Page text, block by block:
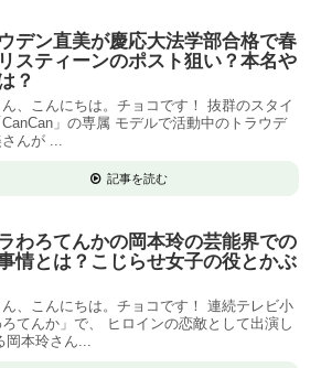
ウデン直美が慶応大法学部合格で春
スティーンのポスト狙い？本名や
？
、こんにちは。チョコです！ 抜群のスタイ
」の専属 モデルで活動中のトラウデ
さんが ...
記事を読む
わろてんかの岡本玲の芸能界での
情とは？こじらせ女子の役とかぶ
、こんにちは。チョコです！ 連続テレビ小
てんか」で、 ヒロインの恋敵として出演し
岡本玲さん...